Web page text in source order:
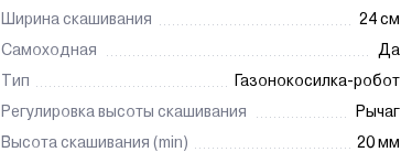
Ширина скашивания
24 см
Самоходная
Да
Тип
Газонокосилка-робот
Регулировка высоты скашивания
Рычаг
Высота скашивания (min)
20 мм